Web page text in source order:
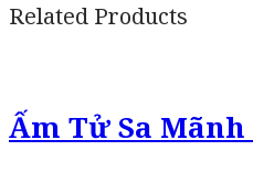
Related Products
Ấm Tử Sa Mãnh